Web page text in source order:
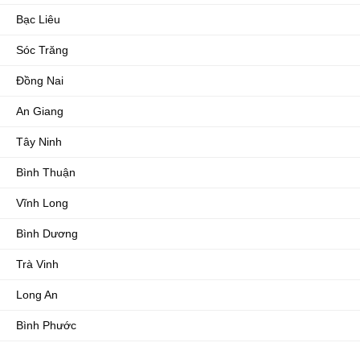
Bạc Liêu
Sóc Trăng
Đồng Nai
An Giang
Tây Ninh
Bình Thuận
Vĩnh Long
Bình Dương
Trà Vinh
Long An
Bình Phước